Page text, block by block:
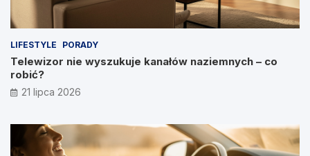
LIFESTYLE PORADY
Telewizor nie wyszukuje kanałów naziemnych – co
robić?
21 lipca 2026